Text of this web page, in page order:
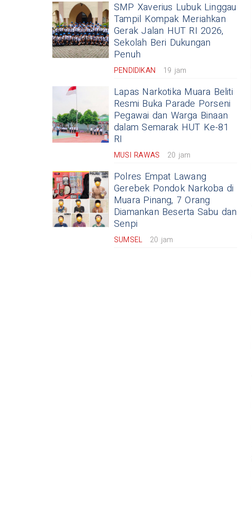
SMP Xaverius Lubuk Linggau
Tampil Kompak Meriahkan
Gerak Jalan HUT RI 2026,
Sekolah Beri Dukungan
Penuh
PENDIDIKAN 19 jam
Lapas Narkotika Muara Beliti
Resmi Buka Parade Porseni
Pegawai dan Warga Binaan
dalam Semarak HUT Ke-81
RI
MUSI RAWAS 20 jam
Polres Empat Lawang
Gerebek Pondok Narkoba di
Muara Pinang, 7 Orang
Diamankan Beserta Sabu dan
Senpi
SUMSEL 20 jam